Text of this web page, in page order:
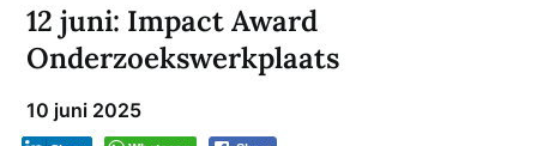
12 juni: Impact Award
Onderzoekswerkplaats
10 juni 2025